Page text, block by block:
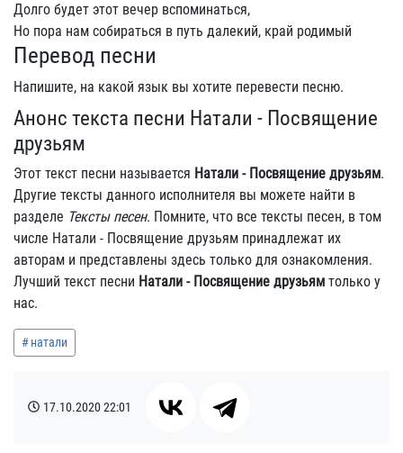
Долго будет этот вечер вспоминаться,
Но пора нам собираться в путь далекий, край родимый
Перевод песни
Напишите, на какой язык вы хотите перевести песню.
Анонс текста песни Натали - Посвящение
друзьям
Этот текст песни называется Натали - Посвящение друзьям.
Другие тексты данного исполнителя вы можете найти в
разделе Тексты песен. Помните, что все тексты песен, в том
числе Натали - Посвящение друзьям принадлежат их
авторам и представлены здесь только для ознакомления.
Лучший текст песни Натали - Посвящение друзьям только у
нас.
натали
17.10.202022:01